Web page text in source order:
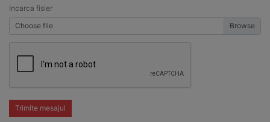
Incarca fisier
Choose file
Trimite mesajul